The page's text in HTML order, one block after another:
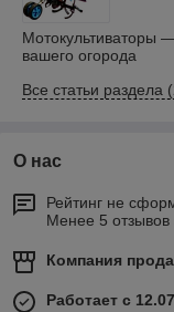
Мотокультиваторы
вашего огорода
Все статьи раздела
О нас
Рейтинг не
Менее 5 отзывов
Компания
Работает с